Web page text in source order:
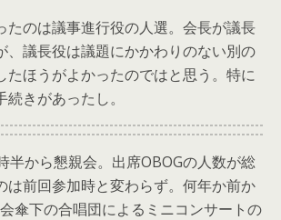
たのは議事進行役の人選。会長が議長
、議長役は議題にかかわりのない別の
たほうがよかったのではと思う。特に
きがあったし。
半から懇親会。出席OBOGの人数が総
は前回参加時と変わらず。何年か前か
傘下の合唱団によるミニコンサートの